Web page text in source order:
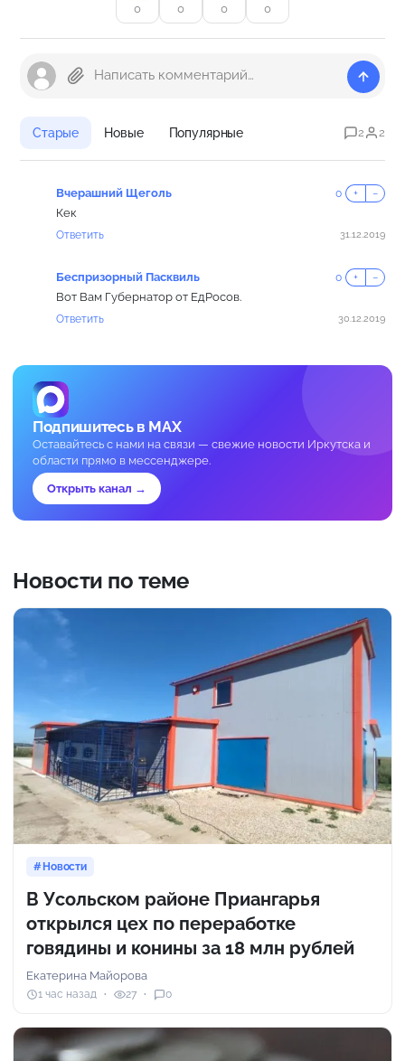
0 0 0 0
Старые Новые Популярные 2 2
Вчерашний Щеголь 0 + −
Кек
Ответить 31.12.2019
Беспризорный Пасквиль 0 + −
Вот Вам Губернатор от ЕдРосов.
Ответить 30.12.2019
Подпишитесь в MAX
Оставайтесь с нами на связи — свежие новости Иркутска и
области прямо в мессенджере.
Открыть канал →
Новости по теме
Новости
В Усольском районе Приангарья
открылся цех по переработке
говядины и конины за 18 млн рублей
Екатерина Майорова
1 час назад 27 0